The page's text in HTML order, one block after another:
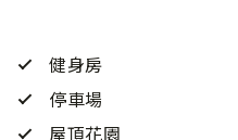
健身房
停車場
屋頂花園